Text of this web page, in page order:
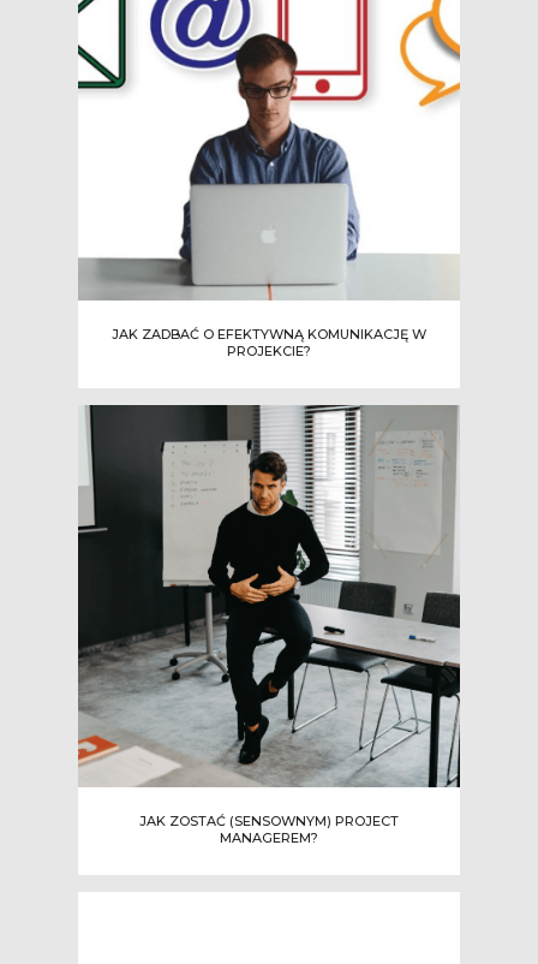
JAK ZADBAĆ O EFEKTYWNĄ KOMUNIKACJĘ W
PROJEKCIE?
JAK ZOSTAĆ (SENSOWNYM) PROJECT
MANAGEREM?